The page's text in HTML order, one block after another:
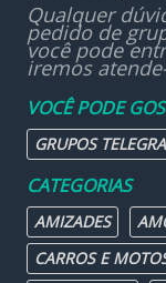
Qualquer
pedido de
você pode
iremos
VOCÊ PODE
GRUPOS
CATEGORIAS
AMIZADES
CARROS E